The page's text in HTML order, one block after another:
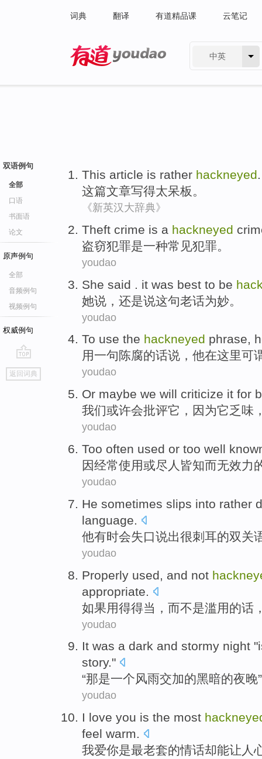
词典 翻译 有道精品课 云笔记
中英
双语例句
全部
口语
书面语
论文
原声例句
全部
音频例句
视频例句
权威例句
go
top
返回词典
This article is rather hackneyed.
这篇文章写得太呆板。
《新英汉大辞典》
Theft crime is a hackneyed
盗窃犯罪是一种常见犯罪。
youdao
She said it was best to be
她说 ，还是说这句老话为妙。
youdao
To use the hackneyed phrase,
用一句陈腐的话说，他在这里可
youdao
Or maybe we will criticize it for
我们或许会批评它 ， 因为它乏味
youdao
Too often used or too well
因经常使用或尽人皆知而无效力
youdao
He sometimes slips into rather
language.
他有时会失口说出很刺耳的双关
youdao
Properly used and not
appropriate
如果用得得当 ， 而不是滥用的话
youdao
It was a dark and stormy night
story."
“那是一个风雨交加的黑暗的夜晚
youdao
I love you is the most
feel warm.
我爱你是最老套的情话却能让 人